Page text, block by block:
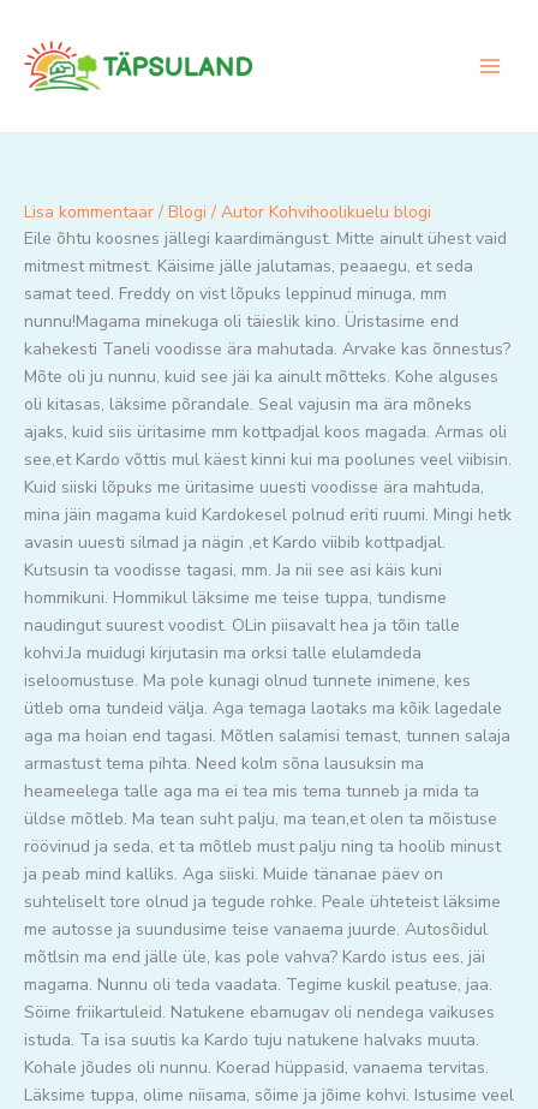
content
Lisa kommentaar / Blogi / Autor Kohvihoolikuelu blogi
Eile õhtu koosnes jällegi kaardimängust. Mitte ainult ühest vaid
mitmest mitmest. Käisime jälle jalutamas, peaaegu, et seda
samat teed. Freddy on vist lõpuks leppinud minuga, mm
nunnu!Magama minekuga oli täieslik kino. Üristasime end
kahekesti Taneli voodisse ära mahutada. Arvake kas õnnestus?
Mõte oli ju nunnu, kuid see jäi ka ainult mõtteks. Kohe alguses
oli kitasas, läksime põrandale. Seal vajusin ma ära mõneks
ajaks, kuid siis üritasime mm kottpadjal koos magada. Armas oli
see,et Kardo võttis mul käest kinni kui ma poolunes veel viibisin.
Kuid siiski lõpuks me üritasime uuesti voodisse ära mahtuda,
mina jäin magama kuid Kardokesel polnud eriti ruumi. Mingi hetk
avasin uuesti silmad ja nägin ,et Kardo viibib kottpadjal.
Kutsusin ta voodisse tagasi, mm. Ja nii see asi käis kuni
hommikuni. Hommikul läksime me teise tuppa, tundisme
naudingut suurest voodist. OLin piisavalt hea ja tõin talle
kohvi.Ja muidugi kirjutasin ma orksi talle elulamdeda
iseloomustuse. Ma pole kunagi olnud tunnete inimene, kes
ütleb oma tundeid välja. Aga temaga laotaks ma kõik lagedale
aga ma hoian end tagasi. Mõtlen salamisi temast, tunnen salaja
armastust tema pihta. Need kolm sõna lausuksin ma
heameelega talle aga ma ei tea mis tema tunneb ja mida ta
üldse mõtleb. Ma tean suht palju, ma tean,et olen ta mõistuse
röövinud ja seda, et ta mõtleb must palju ning ta hoolib minust
ja peab mind kalliks. Aga siiski. Muide tänanae päev on
suhteliselt tore olnud ja tegude rohke. Peale ühteteist läksime
me autosse ja suundusime teise vanaema juurde. Autosõidul
mõtlsin ma end jälle üle, kas pole vahva? Kardo istus ees, jäi
magama. Nunnu oli teda vaadata. Tegime kuskil peatuse, jaa.
Söime friikartuleid. Natukene ebamugav oli nendega vaikuses
istuda. Ta isa suutis ka Kardo tuju natukene halvaks muuta.
Kohale jõudes oli nunnu. Koerad hüppasid, vanaema tervitas.
Läksime tuppa, olime niisama, sõime ja jõime kohvi. Istusime veel